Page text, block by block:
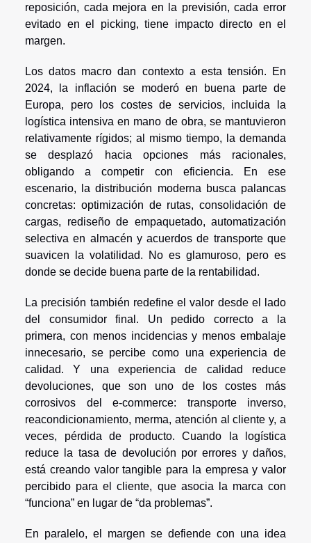
reposición, cada mejora en la previsión, cada error
evitado en el picking, tiene impacto directo en el
margen.
Los datos macro dan contexto a esta tensión. En
2024, la inflación se moderó en buena parte de
Europa, pero los costes de servicios, incluida la
logística intensiva en mano de obra, se mantuvieron
relativamente rígidos; al mismo tiempo, la demanda
se desplazó hacia opciones más racionales,
obligando a competir con eficiencia. En ese
escenario, la distribución moderna busca palancas
concretas: optimización de rutas, consolidación de
cargas, rediseño de empaquetado, automatización
selectiva en almacén y acuerdos de transporte que
suavicen la volatilidad. No es glamuroso, pero es
donde se decide buena parte de la rentabilidad.
La precisión también redefine el valor desde el lado
del consumidor final. Un pedido correcto a la
primera, con menos incidencias y menos embalaje
innecesario, se percibe como una experiencia de
calidad. Y una experiencia de calidad reduce
devoluciones, que son uno de los costes más
corrosivos del e-commerce: transporte inverso,
reacondicionamiento, merma, atención al cliente y, a
veces, pérdida de producto. Cuando la logística
reduce la tasa de devolución por errores y daños,
está creando valor tangible para la empresa y valor
percibido para el cliente, que asocia la marca con
“funciona” en lugar de “da problemas”.
En paralelo, el margen se defiende con una idea